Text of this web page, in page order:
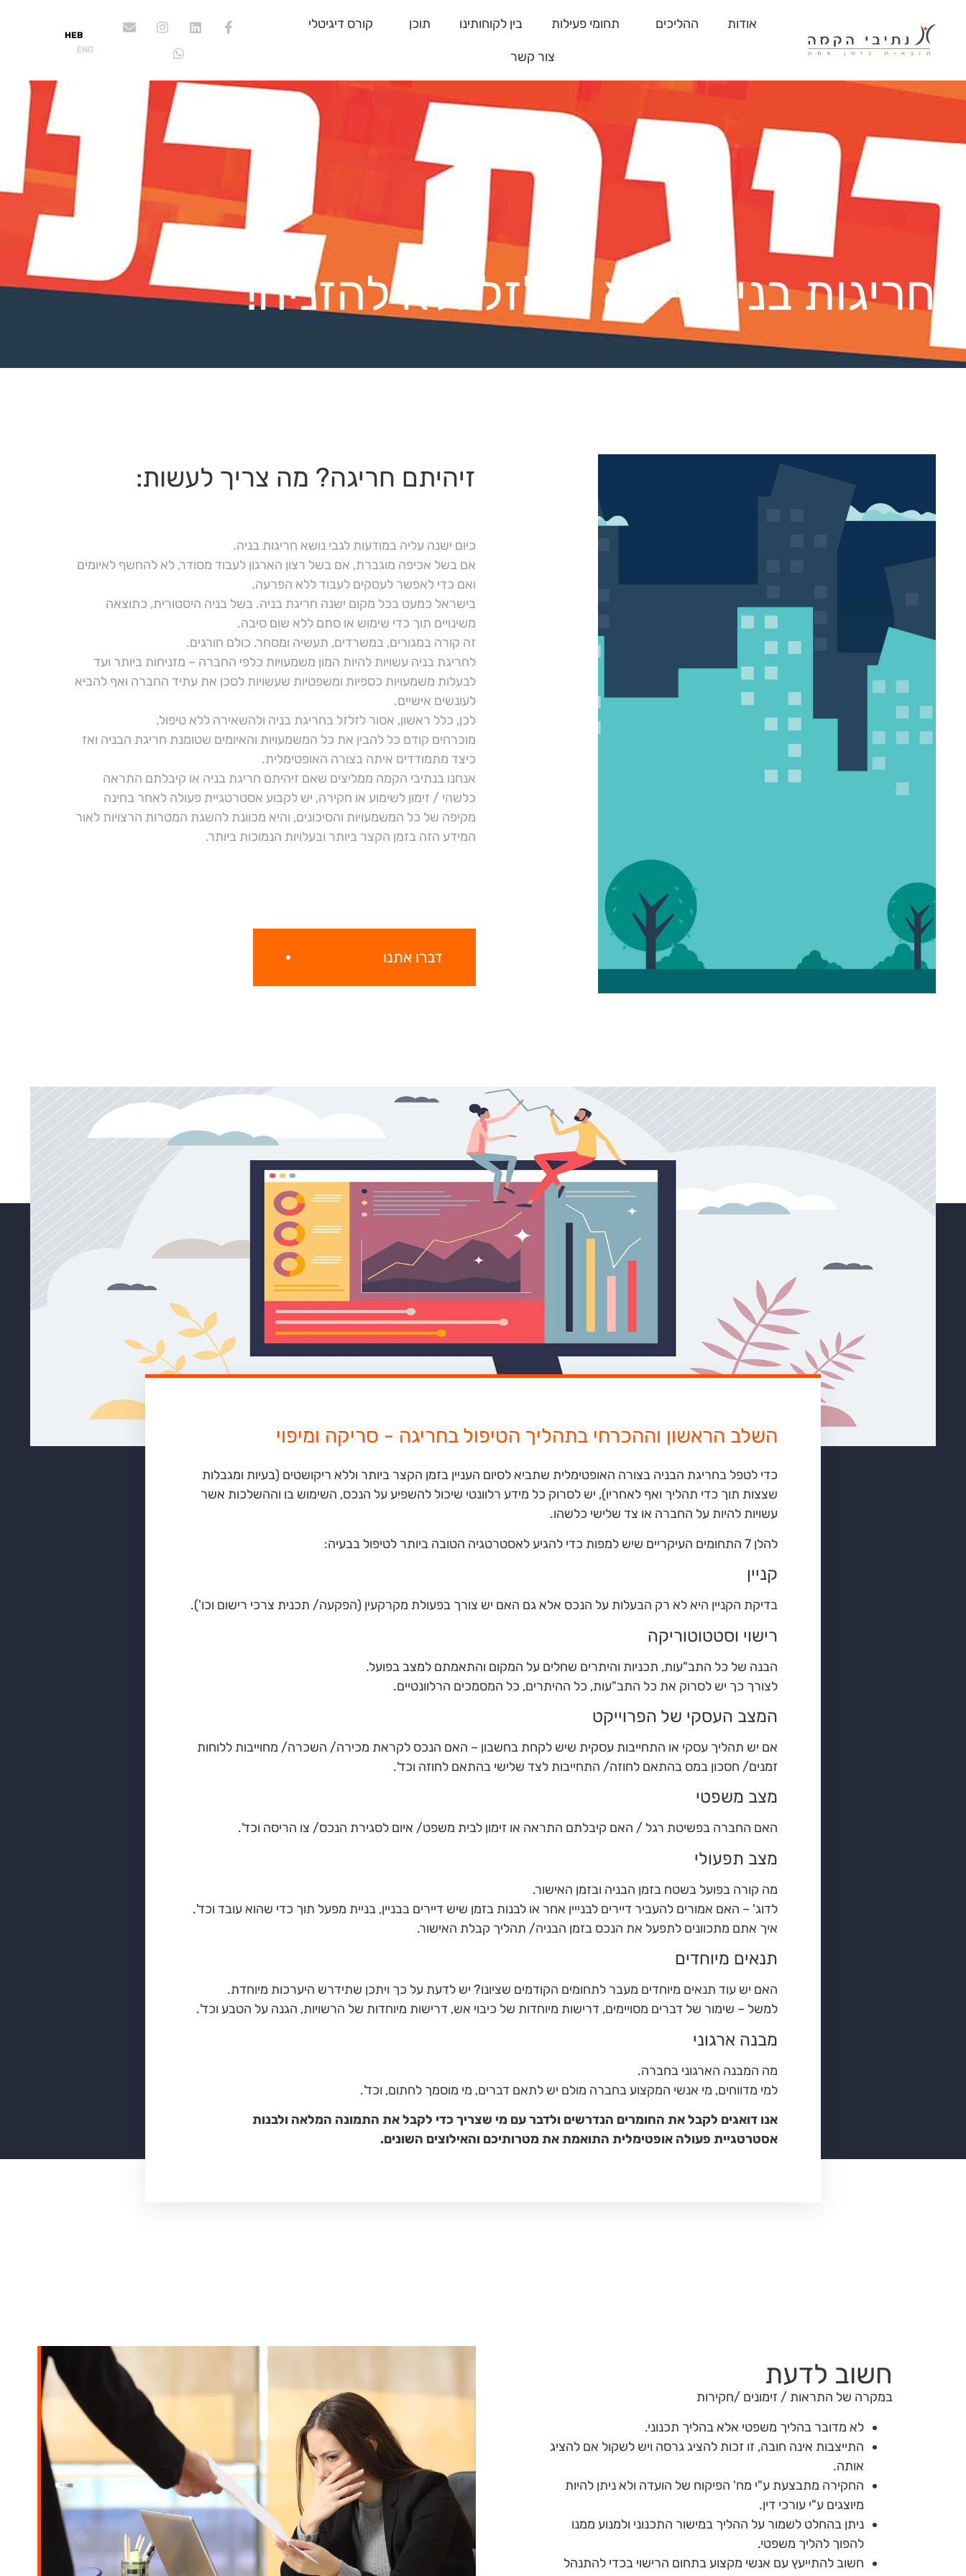
אודות ההליכים תחומי פעילות בין לקוחותינו תוכן קורס דיגיטלי
צור קשר
HEB
ENG
חריגות בניה – לא לזלזל ולא להזניח!
זיהיתם חריגה? מה צריך לעשות:
כיום ישנה עליה במודעות לגבי נושא חריגות בניה.
אם בשל אכיפה מוגברת, אם בשל רצון הארגון לעבוד מסודר, לא להחשף לאיומים
ואם כדי לאפשר לעסקים לעבוד ללא הפרעה.
בישראל כמעט בכל מקום ישנה חריגת בניה. בשל בניה היסטורית, כתוצאה
משינויים תוך כדי שימוש או סתם ללא שום סיבה.
זה קורה במגורים, במשרדים, תעשיה ומסחר. כולם חורגים.
לחריגת בניה עשויות להיות המון משמעויות כלפי החברה – מזניחות ביותר ועד
לבעלות משמעויות כספיות ומשפטיות שעשויות לסכן את עתיד החברה ואף להביא
לעונשים אישיים.
לכן, כלל ראשון, אסור לזלזל בחריגת בניה ולהשאירה ללא טיפול.
מוכרחים קודם כל להבין את כל המשמעויות והאיומים שטומנת חריגת הבניה ואז
כיצד מתמודדים איתה בצורה האופטימלית.
אנחנו בנתיבי הקמה ממליצים שאם זיהיתם חריגת בניה או קיבלתם התראה
כלשהי / זימון לשימוע או חקירה, יש לקבוע אסטרטגיית פעולה לאחר בחינה
מקיפה של כל המשמעויות והסיכונים, והיא מכוונת להשגת המטרות הרצויות לאור
המידע הזה בזמן הקצר ביותר ובעלויות הנמוכות ביותר.
דברו אתנו
השלב הראשון וההכרחי בתהליך הטיפול בחריגה - סריקה ומיפוי
כדי לטפל בחריגת הבניה בצורה האופטימלית שתביא לסיום העניין בזמן הקצר ביותר וללא ריקושטים (בעיות ומגבלות
שצצות תוך כדי תהליך ואף לאחריו), יש לסרוק כל מידע רלוונטי שיכול להשפיע על הנכס, השימוש בו וההשלכות אשר
עשויות להיות על החברה או צד שלישי כלשהו.
להלן 7 התחומים העיקריים שיש למפות כדי להגיע לאסטרטגיה הטובה ביותר לטיפול בבעיה:
קניין
בדיקת הקניין היא לא רק הבעלות על הנכס אלא גם האם יש צורך בפעולת מקרקעין (הפקעה/ תכנית צרכי רישום וכו').
רישוי וסטטוטוריקה
הבנה של כל התב"עות, תכניות והיתרים שחלים על המקום והתאמתם למצב בפועל.
לצורך כך יש לסרוק את כל התב"עות, כל ההיתרים, כל המסמכים הרלוונטיים.
המצב העסקי של הפרוייקט
אם יש תהליך עסקי או התחייבות עסקית שיש לקחת בחשבון – האם הנכס לקראת מכירה/ השכרה/ מחוייבות ללוחות
זמנים/ חסכון במס בהתאם לחוזה/ התחייבות לצד שלישי בהתאם לחוזה וכד'.
מצב משפטי
האם החברה בפשיטת רגל / האם קיבלתם התראה או זימון לבית משפט/ איום לסגירת הנכס/ צו הריסה וכד'.
מצב תפעולי
מה קורה בפועל בשטח בזמן הבניה ובזמן האישור.
לדוג' – האם אמורים להעביר דיירים לבנייין אחר או לבנות בזמן שיש דיירים בבניין, בניית מפעל תוך כדי שהוא עובד וכד'.
איך אתם מתכוונים לתפעל את הנכס בזמן הבניה/ תהליך קבלת האישור.
תנאים מיוחדים
האם יש עוד תנאים מיוחדים מעבר לתחומים הקודמים שציונו? יש לדעת על כך ויתכן שתידרש היערכות מיוחדת.
למשל – שימור של דברים מסויימים, דרישות מיוחדות של כיבוי אש, דרישות מיוחדות של הרשויות, הגנה על הטבע וכד'.
מבנה ארגוני
מה המבנה הארגוני בחברה.
למי מדווחים, מי אנשי המקצוע בחברה מולם יש לתאם דברים, מי מוסמך לחתום, וכד'.
אנו דואגים לקבל את החומרים הנדרשים ולדבר עם מי שצריך כדי לקבל את התמונה המלאה ולבנות
אסטרטגיית פעולה אופטימלית התואמת את מטרותיכם והאילוצים השונים.
חשוב לדעת
במקרה של התראות / זימונים /חקירות
לא מדובר בהליך משפטי אלא בהליך תכנוני.
התייצבות אינה חובה, זו זכות להציג גרסה ויש לשקול אם להציג
אותה.
החקירה מתבצעת ע"י מח' הפיקוח של הועדה ולא ניתן להיות
מיוצגים ע"י עורכי דין.
ניתן בהחלט לשמור על ההליך במישור התכנוני ולמנוע ממנו
להפוך להליך משפטי.
חשוב להתייעץ עם אנשי מקצוע בתחום הרישוי בכדי להתנהל